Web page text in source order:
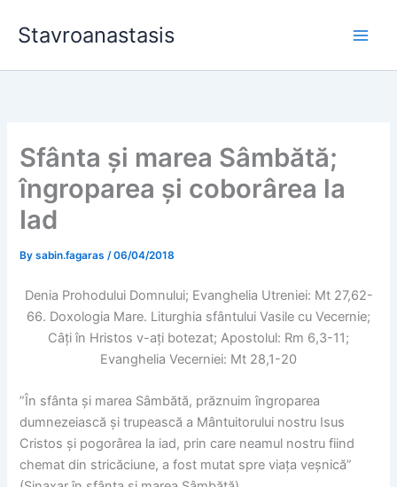
Stavroanastasis
Sfânta și marea Sâmbătă;
îngroparea și coborârea la
Iad
Bysabin.fagaras/06/04/2018
Denia Prohodului Domnului; Evanghelia Utreniei: Mt 27,62-
66. Doxologia Mare. Liturghia sfântului Vasile cu Vecernie;
Câți în Hristos v-ați botezat; Apostolul: Rm 6,3-11;
Evanghelia Vecerniei: Mt 28,1-20
”În sfânta și marea Sâmbătă, prăznuim îngroparea
dumnezeiască și trupească a Mântuitorului nostru Isus
Cristos și pogorârea la iad, prin care neamul nostru fiind
chemat din stricăciune, a fost mutat spre viața veșnică”